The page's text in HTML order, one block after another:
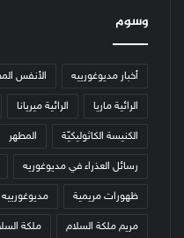
وسوم
أخبار مديوغورييه الأنفس
الرائية ماريا الرائية ميريانا
الكنيسة الكاثوليكيّة المطهر
رسائل العذراء في مديوغوريه
ظهورات مريمية مديوغورييه
مريم ملكة السلام ملكة